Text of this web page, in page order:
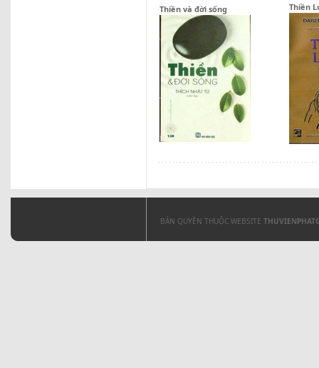
Thiền và đời sống Thiền
BẢN QUYỀN THUỘC WEBSITE